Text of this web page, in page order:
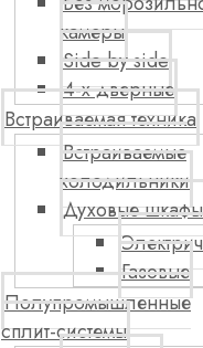
камеры
Side by side
4-х дверные
Встраиваемая техника
Встраиваемые
холодильники
Духовые шкафы
Газовые
Полупромышленные
сплит-системы